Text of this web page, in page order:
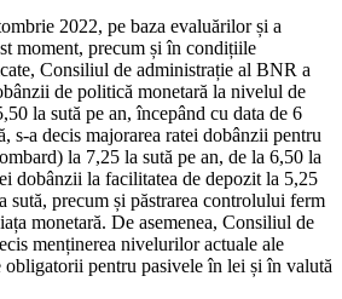
2022, pe baza evaluărilor și a
moment, precum și în condițiile
Consiliul de administrație al BNR a
de politică monetară la nivelul de
la sută pe an, începând cu data de 6
s-a decis majorarea ratei dobânzii pentru
la 7,25 la sută pe an, de la 6,50 la
dobânzii la facilitatea de depozit la 5,25
sută, precum și păstrarea controlului ferm
monetară. De asemenea, Consiliul de
menținerea nivelurilor actuale ale
pentru pasivele în lei și în valută